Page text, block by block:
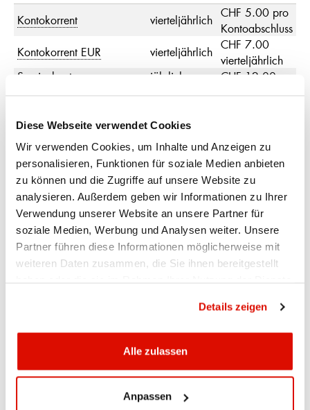
Diese Webseite verwendet Cookies
Wir verwenden Cookies, um Inhalte und Anzeigen zu
personalisieren, Funktionen für soziale Medien anbieten
zu können und die Zugriffe auf unsere Website zu
analysieren. Außerdem geben wir Informationen zu Ihrer
Verwendung unserer Website an unsere Partner für
soziale Medien, Werbung und Analysen weiter. Unsere
Partner führen diese Informationen möglicherweise mit
weiteren Daten zusammen, die Sie ihnen bereitgestellt
Details zeigen
Alle zulassen
Anpassen
Kontokorrent vierteljährlich
CHF 5.00 pro
Kontoabschluss
Kontokorrent EUR
vierteljährlich
CHF 7.00
vierteljährlich
Servicekonto
jährlich
CHF 12.00
Kontokorrent
EUR,Servicekonto,
ServicekontoEUR
monatlich Porto*
* beielektronischem Outputüber E-Banking gratis
POSTZUSTELLUNG
CHF 0.85
* Bei Versand ins Ausland und A-Post wird ein separater
RÜCKZUGSBESTIMMUNGEN